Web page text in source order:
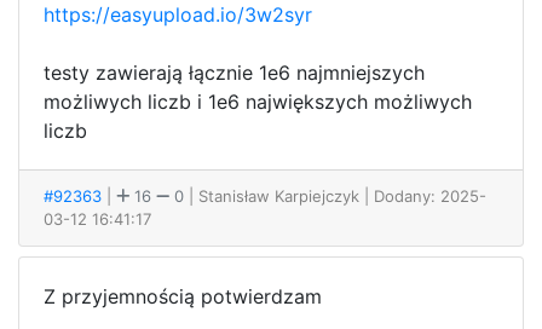
https://easyupload.io/3w2syr
testy zawierają łącznie 1e6 najmniejszych
możliwych liczb i 1e6 największych możliwych
liczb
#92363 16 0 | Stanisław Karpiejczyk
| Dodany: 2025-
03-12 16:41:17
Z przyjemnością potwierdzam